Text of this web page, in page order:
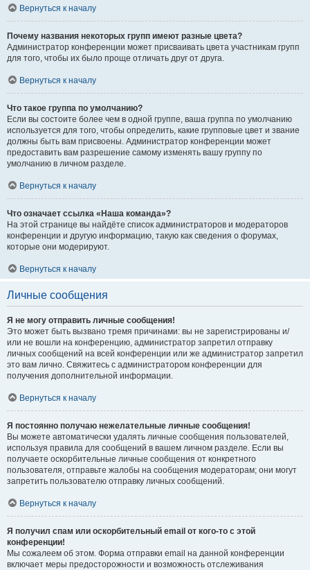
Вернуться к началу
Почему названия некоторых групп имеют разные цвета?
Администратор конференции может присваивать цвета участникам групп
для того, чтобы их было проще отличать друг от друга.
Вернуться к началу
Что такое группа по умолчанию?
Если вы состоите более чем в одной группе, ваша группа по умолчанию
используется для того, чтобы определить, какие групповые цвет и звание
должны быть вам присвоены. Администратор конференции может
предоставить вам разрешение самому изменять вашу группу по
умолчанию в личном разделе.
Вернуться к началу
Что означает ссылка «Наша команда»?
На этой странице вы найдёте список администраторов и модераторов
конференции и другую информацию, такую как сведения о форумах,
которые они модерируют.
Вернуться к началу
Личные сообщения
Я не могу отправить личные сообщения!
Это может быть вызвано тремя причинами: вы не зарегистрированы и/
или не вошли на конференцию, администратор запретил отправку
личных сообщений на всей конференции или же администратор запретил
это вам лично. Свяжитесь с администратором конференции для
получения дополнительной информации.
Вернуться к началу
Я постоянно получаю нежелательные личные сообщения!
Вы можете автоматически удалять личные сообщения пользователей,
используя правила для сообщений в вашем личном разделе. Если вы
получаете оскорбительные личные сообщения от конкретного
пользователя, отправьте жалобы на сообщения модераторам; они могут
запретить пользователю отправку личных сообщений.
Вернуться к началу
Я получил спам или оскорбительный email от кого-то с этой
конференции!
Мы сожалеем об этом. Форма отправки email на данной конференции
включает меры предосторожности и возможность отслеживания